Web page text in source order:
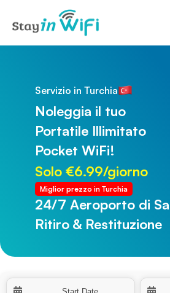
Servizio in Turchia
Noleggia il tuo
Portatile Illimitato
Pocket WiFi!
Solo €6.99/giorno
Miglior prezzo in Turchia
24/7 Aeroporto di
Ritiro & Restituzione
24/7 Aeroporto di
Ritiro & Restituzione